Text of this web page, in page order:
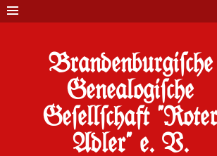
Brandenburgi#che
Genealogi#che
Ge#ell#chaft
Adler" e. V.